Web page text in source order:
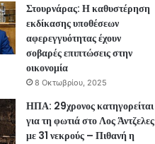
Στουρνάρας: Η καθυστέρηση
εκδίκασης υποθέσεων
αφερεγγυότητας έχουν
σοβαρές επιπτώσεις στην
οικονομία
8 Οκτωβρίου, 2025
ΗΠΑ: 29χρονος κατηγορείται
για τη φωτιά στο Λος Άντζελες
με 31 νεκρούς – Πιθανή η